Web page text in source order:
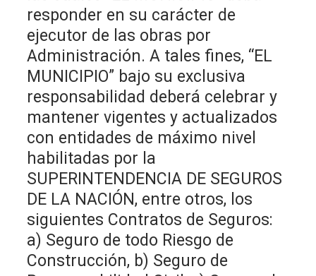
responder en su carácter de
ejecutor de las obras por
Administración. A tales fines, “EL
MUNICIPIO” bajo su exclusiva
responsabilidad deberá celebrar y
mantener vigentes y actualizados
con entidades de máximo nivel
habilitadas por la
SUPERINTENDENCIA DE SEGUROS
DE LA NACIÓN, entre otros, los
siguientes Contratos de Seguros:
a) Seguro de todo Riesgo de
Construcción, b) Seguro de